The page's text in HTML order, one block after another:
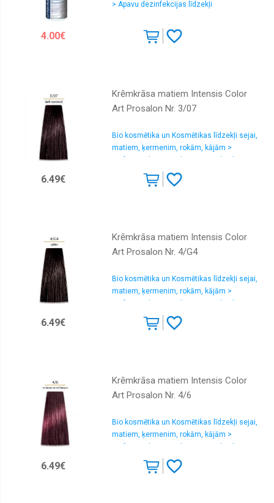
> Apavu dezinfekcijas līdzekļi
4.00€
Krēmkrāsa matiem Intensis Color
Art Prosalon Nr. 3/07
Bio kosmētika un Kosmētikas līdzekļi sejai,
matiem, ķermenim, rokām, kājām >
6.49€
Krēmkrāsa matiem Intensis Color
Art Prosalon Nr. 4/G4
Bio kosmētika un Kosmētikas līdzekļi sejai,
matiem, ķermenim, rokām, kājām >
6.49€
Krēmkrāsa matiem Intensis Color
Art Prosalon Nr. 4/6
Bio kosmētika un Kosmētikas līdzekļi sejai,
matiem, ķermenim, rokām, kājām >
6.49€